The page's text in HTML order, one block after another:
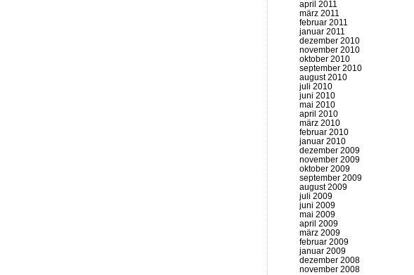
april 2011
märz 2011
februar 2011
januar 2011
dezember 2010
november 2010
oktober 2010
september 2010
august 2010
juli 2010
juni 2010
mai 2010
april 2010
märz 2010
februar 2010
januar 2010
dezember 2009
november 2009
oktober 2009
september 2009
august 2009
juli 2009
juni 2009
mai 2009
april 2009
märz 2009
februar 2009
januar 2009
dezember 2008
november 2008